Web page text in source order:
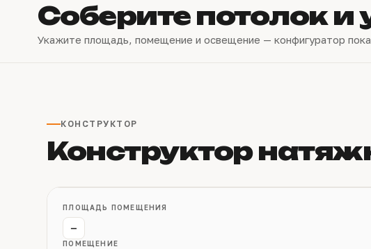
Соберите потолок и
Укажите площадь, помещение и освещение — конфигуратор
КОНСТРУКТОР
Конструктор
ПЛОЩАДЬ ПОМЕЩЕНИЯ
−
ПОМЕЩЕНИЕ